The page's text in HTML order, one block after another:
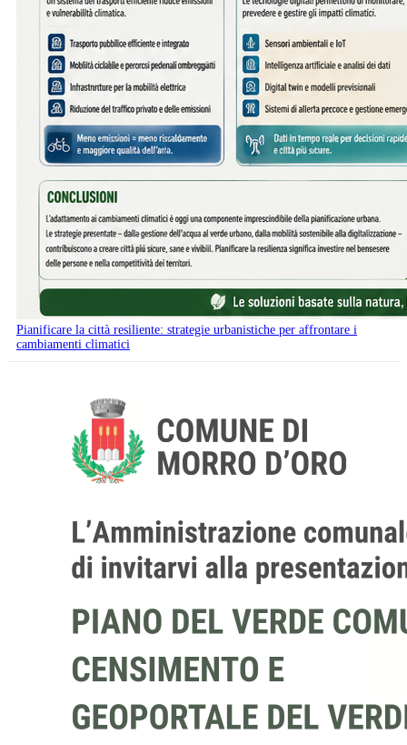
Pianificare la città resiliente: strategie urbanistiche per affrontare i
cambiamenti climatici